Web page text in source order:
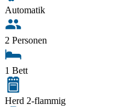
Automatik
2 Personen
1 Bett
Herd 2-flammig